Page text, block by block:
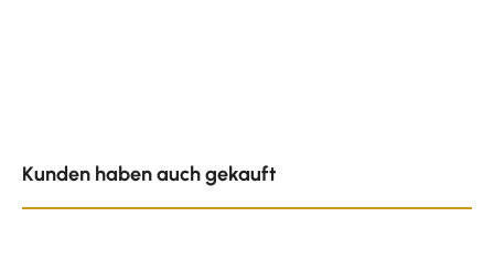
Kunden haben auch gekauft